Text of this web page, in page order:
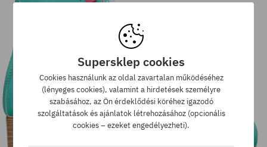
Supersklep cookies
Cookies használunk az oldal zavartalan működéséhez
(lényeges cookies), valamint a hirdetések személyre
szabásához, az Ön érdeklődési köréhez igazodó
szolgáltatások és ajánlatok létrehozásához (opcionális
cookies – ezeket engedélyezheti).